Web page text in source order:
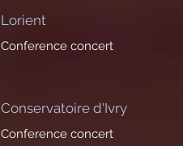
Lorient
Conference concert
Conservatoire d'Ivry
​Conference concert